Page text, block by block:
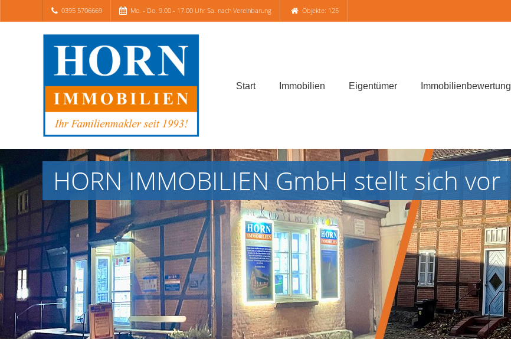
0395 5706669 Mo. - Do. 9.00 - 17.00 Uhr Sa. nach Vereinbarung Objekte: 125
Start Immobilien Eigentümer Immobilienbewertung
HORN IMMOBILIEN GmbH stellt sich vor